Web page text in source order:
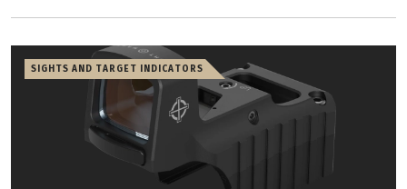
SIGHTS AND TARGET INDICATORS